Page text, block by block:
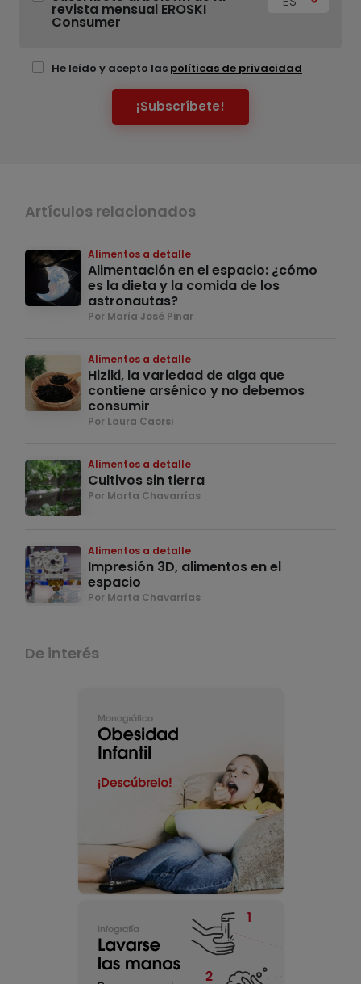
revista mensual EROSKI
Consumer
He leído y acepto las políticas de privacidad
¡Subscríbete!
Artículos relacionados
Alimentos a detalle
Alimentación en el espacio: ¿cómo
es la dieta y la comida de los
astronautas?
Por María José Pinar
Alimentos a detalle
Hiziki, la variedad de alga que
contiene arsénico y no debemos
consumir
Por Laura Caorsi
Alimentos a detalle
Cultivos sin tierra
Por Marta Chavarrías
Alimentos a detalle
Impresión 3D, alimentos en el
espacio
Por Marta Chavarrías
De interés